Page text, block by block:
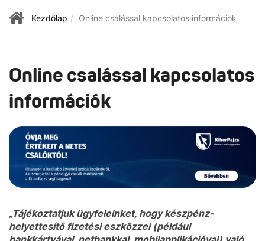
Kezdőlap Online csalással kapcsolatos információk
Online csalással kapcsolatos
információk
„Tájékoztatjuk ügyfeleinket, hogy készpénz-
helyettesítő fizetési eszközzel (például